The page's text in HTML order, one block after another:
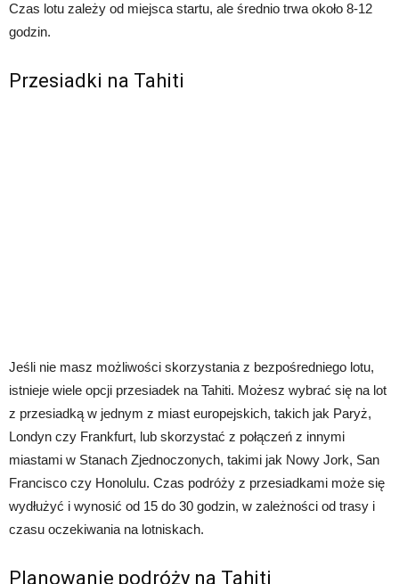
Czas lotu zależy od miejsca startu, ale średnio trwa około 8-12
godzin.
Przesiadki na Tahiti
Jeśli nie masz możliwości skorzystania z bezpośredniego lotu,
istnieje wiele opcji przesiadek na Tahiti. Możesz wybrać się na lot
z przesiadką w jednym z miast europejskich, takich jak Paryż,
Londyn czy Frankfurt, lub skorzystać z połączeń z innymi
miastami w Stanach Zjednoczonych, takimi jak Nowy Jork, San
Francisco czy Honolulu. Czas podróży z przesiadkami może się
wydłużyć i wynosić od 15 do 30 godzin, w zależności od trasy i
czasu oczekiwania na lotniskach.
Planowanie podróży na Tahiti